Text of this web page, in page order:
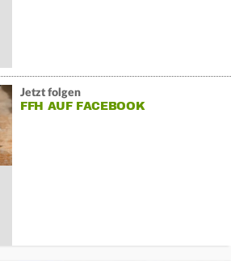
Jetzt folgen
FFH AUF FACEBOOK